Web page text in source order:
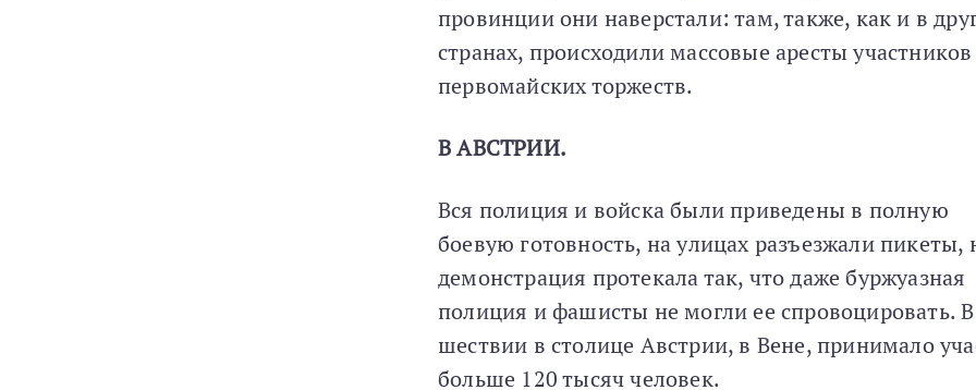
провинции они наверстали: там, также, как и в
странах, происходили массовые аресты участников
первомайских торжеств.
В АВСТРИИ.
Вся полиция и войска были приведены в полную
боевую готовность, на улицах разъезжали пикеты,
демонстрация протекала так, что даже буржуазная
полиция и фашисты не могли ее спровоцировать. В
шествии в столице Австрии, в Вене, принимало
больше 120 тысяч человек.